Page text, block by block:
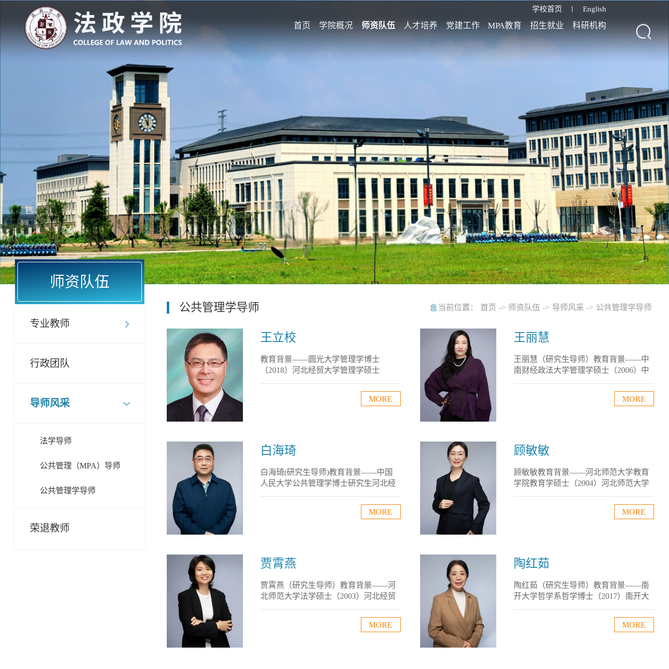
学校首页 English
首页 学院概况 师资队伍 人才培养 党建工作 MPA教育 招生就业 科研机构
师资队伍
专业教师
行政团队
导师风采
法学导师
公共管理（MPA）导师
公共管理学导师
荣退教师
公共管理学导师 当前位置： 首页 -> 师资队伍 -> 导师风采 -> 公共管理学导师
王立校
教育背景——圆光大学管理学博士
（2018）河北经贸大学管理学硕士
（1996）工作经历——法政学院副院长
（2012—2016）法政学院副书记兼副院
职务——研究成果——（一）著编：
《公共部门人力资源管理》，中国社会
科学出版社，2007（二）论文：（三）
项目：河北省高层次人才资助项目，
MORE
王丽慧
王丽慧（研究生导师）教育背景——中
南财经政法大学管理学硕士（2006）中
作经历——河北地质大学法政学院副院
长（2025.07-）河北地质大学法政学院公
理学、乡村振兴与基层社会治理荣誉奖
励——河北省研究生课程思政示范课
《地方政府学》主持人（2022）研究成
果——（一）著编：《中...
MORE
白海琦
白海琦(研究生导师)教育背景——中国
人民大学公共管理学博士研究生河北经
士研究生工作经历——河北地质大学法
政学院行政管理学副教授、教授（2012
第十七届河北省社会科学优秀成果奖二
等奖（2020）国家“十三五”规划问计求
策活动优秀成果奖一等奖（2016）社会
职务——中国人力资源开...
MORE
顾敏敏
顾敏敏教育背景——河北师范大学教育
学院教育学硕士（2004）河北师范大学
——河北地质大学法政学院副教授
（2004—）研究领域——行政管理学社
第1期2. 中国行政伦理构建价值取向及轨
迹，《人民论坛》2011年第14期3. 新经
济形势下科技人才人力资源管理研究，
《兰州学刊》2012年第6期4...
MORE
贾霄燕
贾霄燕（研究生导师）教育背景——河
北师范大学法学硕士（2003）河北经贸
北地质大学副教授（2019—今）河北地
质大学讲师（2003—2018）研究领域
MORE
陶红茹
陶红茹（研究生导师）教育背景——南
开大学哲学系哲学博士（2017）南开大
学系哲学学士（1998）工作经历——河
北地质大学法政学院副教授（2003—）
MORE